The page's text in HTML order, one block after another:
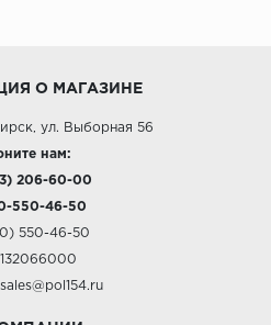
О МАГАЗИНЕ
ул. Выборная 56
нам:
206-60-00
550-46-50
550-46-50
sales@pol154.ru